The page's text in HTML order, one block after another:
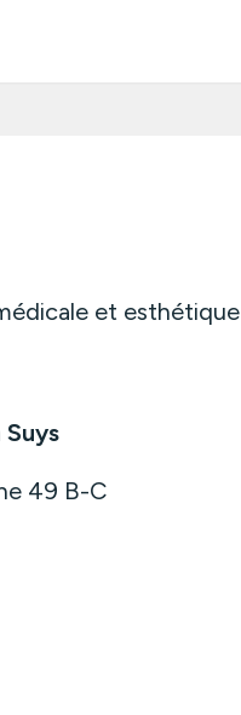
et esthétique
Suys
49 B-C